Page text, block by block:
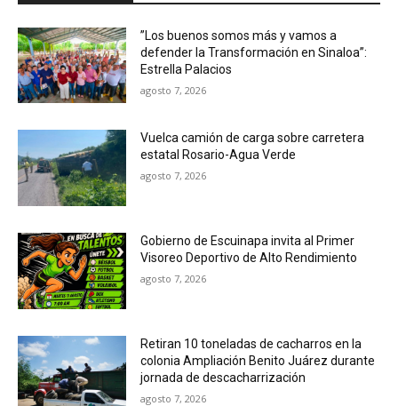
”Los buenos somos más y vamos a
defender la Transformación en Sinaloa”:
Estrella Palacios
agosto 7, 2026
Vuelca camión de carga sobre carretera
estatal Rosario-Agua Verde
agosto 7, 2026
Gobierno de Escuinapa invita al Primer
Visoreo Deportivo de Alto Rendimiento
agosto 7, 2026
Retiran 10 toneladas de cacharros en la
colonia Ampliación Benito Juárez durante
jornada de descacharrización
agosto 7, 2026